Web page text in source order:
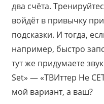
два счёта.
войдёт в привычку
подсказки. И тогда,
например, быстро
тут же придумаете
Set» — «ТВИттер Не
мой вариант, а ваш?